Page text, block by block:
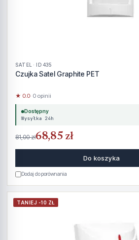
SATEL · ID 435
Czujka Satel Graphite PET
★ 0.0· 0 opinii
Dostępny
Wysyłka 24h
81,00 zł68,85 zł
Do koszyka
Dodaj do porównania
TANIEJ -10 ZŁ